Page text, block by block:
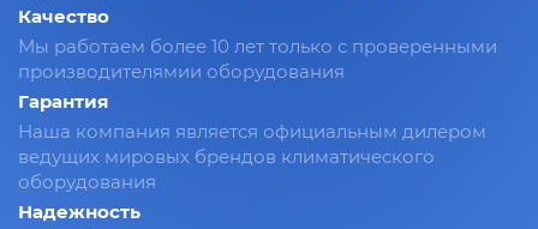
Качество
Мы работаем более 10 лет только с проверенными
производителямии оборудования
Гарантия
Наша компания является официальным дилером
ведущих мировых брендов климатического
оборудования
Надежность